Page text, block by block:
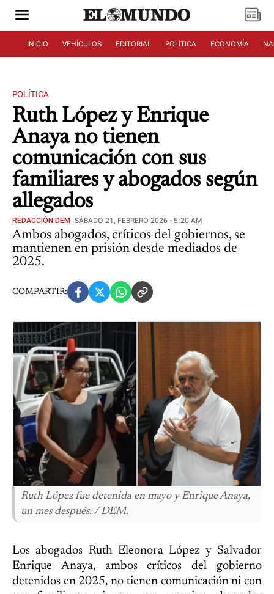
INICIO VEHÍCULOS EDITORIAL POLÍTICA ECONOMÍA
POLÍTICA
Ruth López y Enrique
Anaya no tienen
comunicación con sus
familiares y abogados según
allegados
REDACCIÓN DEM SÁBADO 21, FEBRERO 2026 - 5:20 AM
Ambos abogados, críticos del gobiernos, se
mantienen en prisión desde mediados de
2025.
COMPARTIR:
Ruth López fue detenida en mayo y Enrique Anaya,
un mes después. / DEM.
Los abogados Ruth Eleonora López y Salvador
Enrique Anaya, ambos críticos del gobierno
detenidos en 2025, no tienen comunicación ni con